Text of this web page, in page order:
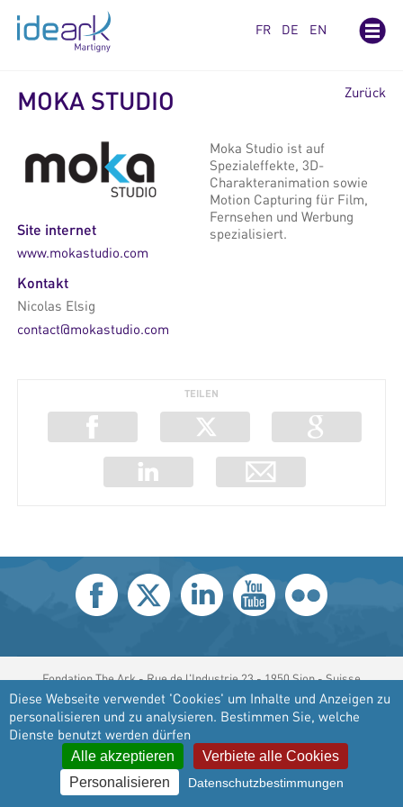
FR DE EN
Zurück
MOKA STUDIO
Site internet
www.mokastudio.com
Kontakt
Nicolas Elsig
contact@mokastudio.com
Moka Studio ist auf
Spezialeffekte, 3D-
Charakteranimation sowie
Motion Capturing für Film,
Fernsehen und Werbung
spezialisiert.
TEILEN
Fondation The Ark - Rue de l'Industrie 23 - 1950 Sion - Suisse
© copyright 2026 Fondation The Ark - created byiomedia
Diese Webseite verwendet 'Cookies' um Inhalte und Anzeigen zu
personalisieren und zu analysieren. Bestimmen Sie, welche
Dienste benutzt werden dürfen
Alle akzeptieren
Verbiete alle Cookies
Personalisieren
Datenschutzbestimmungen